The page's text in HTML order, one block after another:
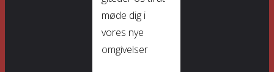
møde dig i
vores nye
omgivelser